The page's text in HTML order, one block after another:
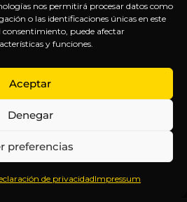
nos permitirá procesar datos como
o las identificaciones únicas en este
puede afectar
y funciones.
Aceptar
Denegar
preferencias
de privacidadImpressum
LEGAL
Política
de
Términos y
Aviso
SÍGUENOS